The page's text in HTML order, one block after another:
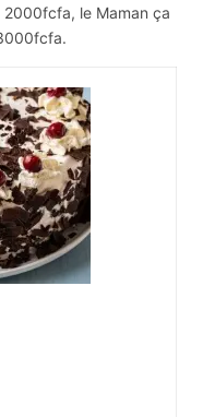
le Maman ça